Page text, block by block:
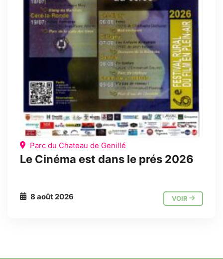
Parc du Chateau de Genillé
Le Cinéma est dans le prés 2026
8 août 2026 VOIR